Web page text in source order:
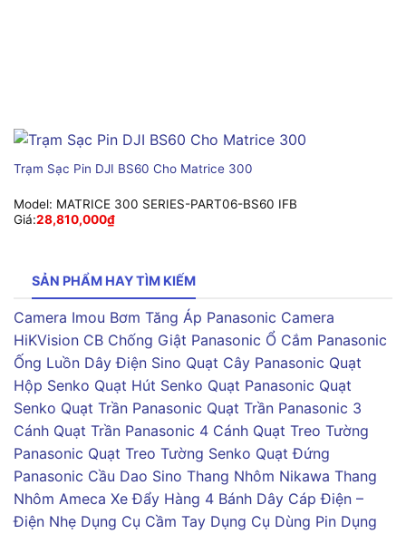
Trạm Sạc Pin DJI BS60 Cho Matrice 300
Model: MATRICE 300 SERIES-PART06-BS60 IFB
Giá:28,810,000₫
SẢN PHẨM HAY TÌM KIẾM
Camera Imou Bơm Tăng Áp Panasonic Camera
HiKVision CB Chống Giật Panasonic Ổ Cắm Panasonic
Ống Luồn Dây Điện Sino Quạt Cây Panasonic Quạt
Hộp Senko Quạt Hút Senko Quạt Panasonic Quạt
Senko Quạt Trần Panasonic Quạt Trần Panasonic 3
Cánh Quạt Trần Panasonic 4 Cánh Quạt Treo Tường
Panasonic Quạt Treo Tường Senko Quạt Đứng
Panasonic Cầu Dao Sino Thang Nhôm Nikawa Thang
Nhôm Ameca Xe Đẩy Hàng 4 Bánh Dây Cáp Điện –
Điện Nhẹ Dụng Cụ Cầm Tay Dụng Cụ Dùng Pin Dụng